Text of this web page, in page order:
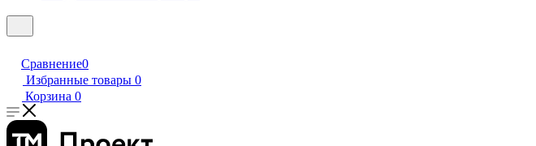
Сравнение0
Избранные товары 0
Корзина 0